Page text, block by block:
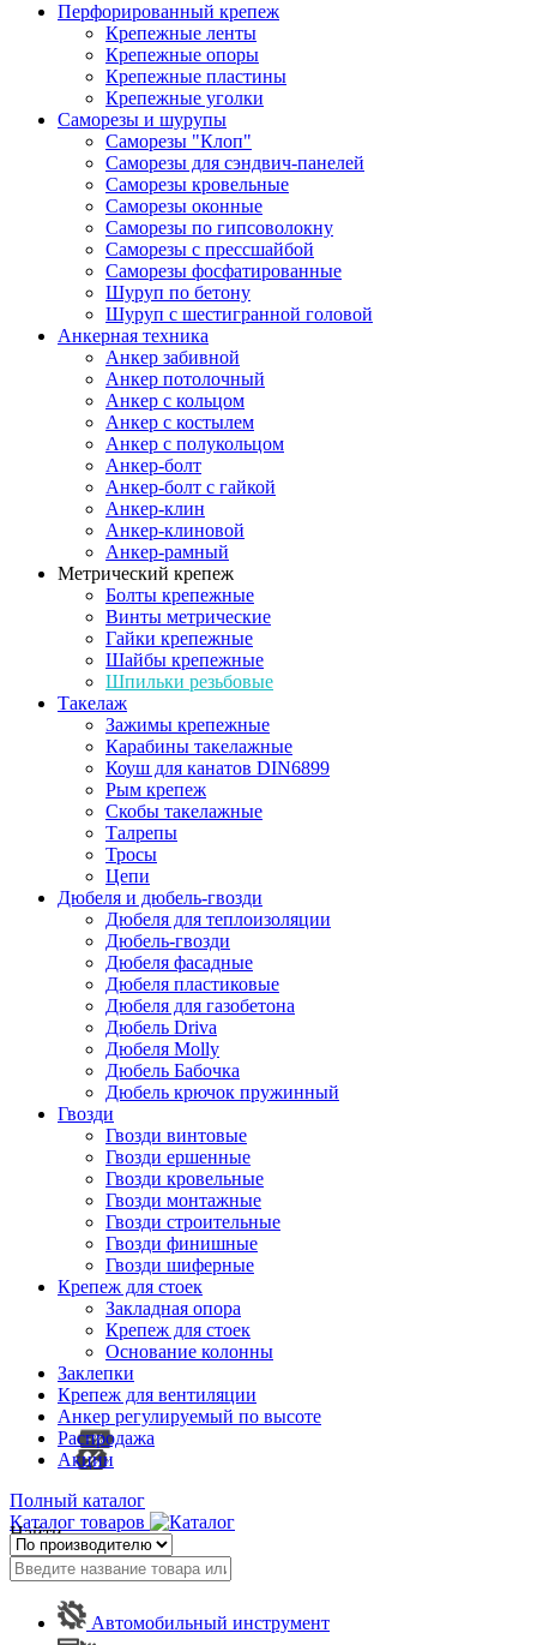
Перфорированный крепеж
Крепежные ленты
Крепежные опоры
Крепежные пластины
Крепежные уголки
Саморезы и шурупы
Саморезы "Клоп"
Саморезы для сэндвич-панелей
Саморезы кровельные
Саморезы оконные
Саморезы по гипсоволокну
Саморезы с прессшайбой
Саморезы фосфатированные
Шуруп по бетону
Шуруп с шестигранной головой
Анкерная техника
Анкер забивной
Анкер потолочный
Анкер с кольцом
Анкер с костылем
Анкер с полукольцом
Анкер-болт
Анкер-болт с гайкой
Анкер-клин
Анкер-клиновой
Анкер-рамный
Метрический крепеж
Болты крепежные
Винты метрические
Гайки крепежные
Шайбы крепежные
Шпильки резьбовые
Такелаж
Зажимы крепежные
Карабины такелажные
Коуш для канатов DIN6899
Рым крепеж
Скобы такелажные
Талрепы
Тросы
Цепи
Дюбеля и дюбель-гвозди
Дюбеля для теплоизоляции
Дюбель-гвозди
Дюбеля фасадные
Дюбеля пластиковые
Дюбеля для газобетона
Дюбель Driva
Дюбеля Molly
Дюбель Бабочка
Дюбель крючок пружинный
Гвозди
Гвозди винтовые
Гвозди ершенные
Гвозди кровельные
Гвозди монтажные
Гвозди строительные
Гвозди финишные
Гвозди шиферные
Крепеж для стоек
Закладная опора
Крепеж для стоек
Основание колонны
Заклепки
Крепеж для вентиляции
Анкер регулируемый по высоте
Распродажа
Акции
Полный каталог
Каталог товаров
Найти
Автомобильный инструмент